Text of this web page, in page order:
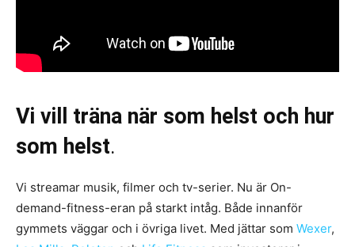
Vi vill träna när som helst och hur
som helst.
Vi streamar musik, filmer och tv-serier. Nu är On-
demand-fitness-eran på starkt intåg. Både innanför
gymmets väggar och i övriga livet. Med jättar som Wexer,